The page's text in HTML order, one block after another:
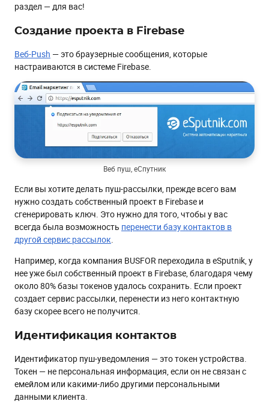
раздел — для вас!
Создание проекта в Firebase
Веб-Push — это браузерные сообщения, которые
настраиваются в системе Firebase.
Веб пуш, еСпутник
Если вы хотите делать пуш-рассылки, прежде всего вам
нужно создать собственный проект в Firebase и
сгенерировать ключ. Это нужно для того, чтобы у вас
всегда была возможность перенести базу контактов в
другой сервис рассылок
Например, когда компания BUSFOR переходила в eSputnik, у
нее уже был собственный проект в Firebase, благодаря чему
около 80% базы токенов удалось сохранить. Если проект
создает сервис рассылки, перенести из него контактную
базу скорее всего не получится.
Идентификация контактов
Идентификатор пуш-уведомления — это токен устройства.
Токен — не персональная информация, если он не связан с
емейлом или какими-либо другими персональными
данными клиента.